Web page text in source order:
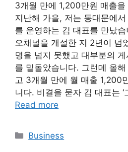
3개월 만에 1,200만원 매출을
지난해 가을, 저는 동대문에
를 운영하는 김 대표를 만났
오채널을 개설한 지 2년이 넘
명을 넘지 못했고 대부분의
를 밑돌았습니다. 그런데 올
고 3개월 만에 월 매출 1,200
니다. 비결을 묻자 김 대표는
Read more
Categories
Business